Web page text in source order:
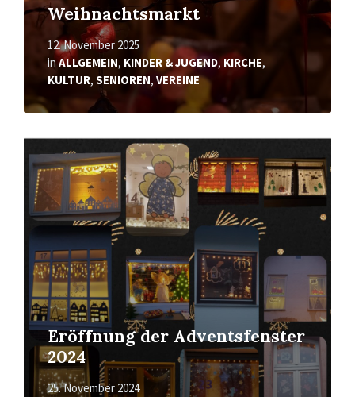
Weihnachtsmarkt
12. November 2025
inALLGEMEIN, KINDER & JUGEND,KIRCHE,
KULTUR, SENIOREN, VEREINE
Eröffnung der Adventsfenster
2024
25. November 2024
Mehr
erfahren